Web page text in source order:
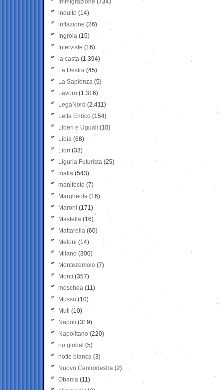
Immigrazione (734)
indulto (14)
inflazione (26)
Ingroia (15)
Interviste (16)
la casta (1.394)
La Destra (45)
La Sapienza (5)
Lavoro (1.316)
LegaNord (2.411)
Letta Enrico (154)
Liberi e Uguali (10)
Libia (68)
Libri (33)
Liguria Futurista (25)
mafia (543)
manifesto (7)
Margherita (16)
Maroni (171)
Mastella (16)
Mattarella (60)
Meloni (14)
Milano (300)
Montezemolo (7)
Monti (357)
moschea (11)
Musso (10)
Muti (10)
Napoli (319)
Napolitano (220)
no global (5)
notte bianca (3)
Nuovo Centrodestra (2)
Obama (11)